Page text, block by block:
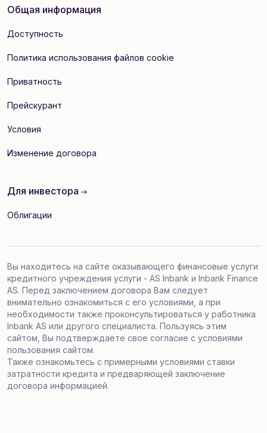
Общая информация
Доступность
Политика использования файлов cookie
Приватность
Прейскурант
Условия
Изменение договора
Для инвестора
Облигации
Вы находитесь на сайте оказывающего финансовые услуги
кредитного учреждения услуги - AS Inbank и Inbank Finance
AS. Перед заключением договора Вам следует
внимательно ознакомиться с его условиями, а при
необходимости также проконсультироваться у работника
Inbank AS или другого специалиста. Пользуясь этим
сайтом, Вы подтверждаете свое согласие с условиями
пользования сайтом.
Также ознакомьтесь с примерными условиями ставки
затратности кредита и предваряющей заключение
договора информацией.